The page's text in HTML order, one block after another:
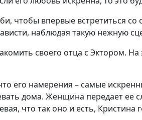
чтобы впервые встретиться
наблюдая такую нежную
своего отца с Эктором.
его намерения – самые
дома. Женщина передает ее
что так оно и есть,